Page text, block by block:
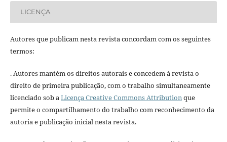
LICENÇA
Autores que publicam nesta revista concordam com os seguintes
termos:
. Autores mantém os direitos autorais e concedem à revista o
direito de primeira publicação, com o trabalho simultaneamente
licenciado sob a Licença Creative Commons Attribution que
permite o compartilhamento do trabalho com reconhecimento da
autoria e publicação inicial nesta revista.